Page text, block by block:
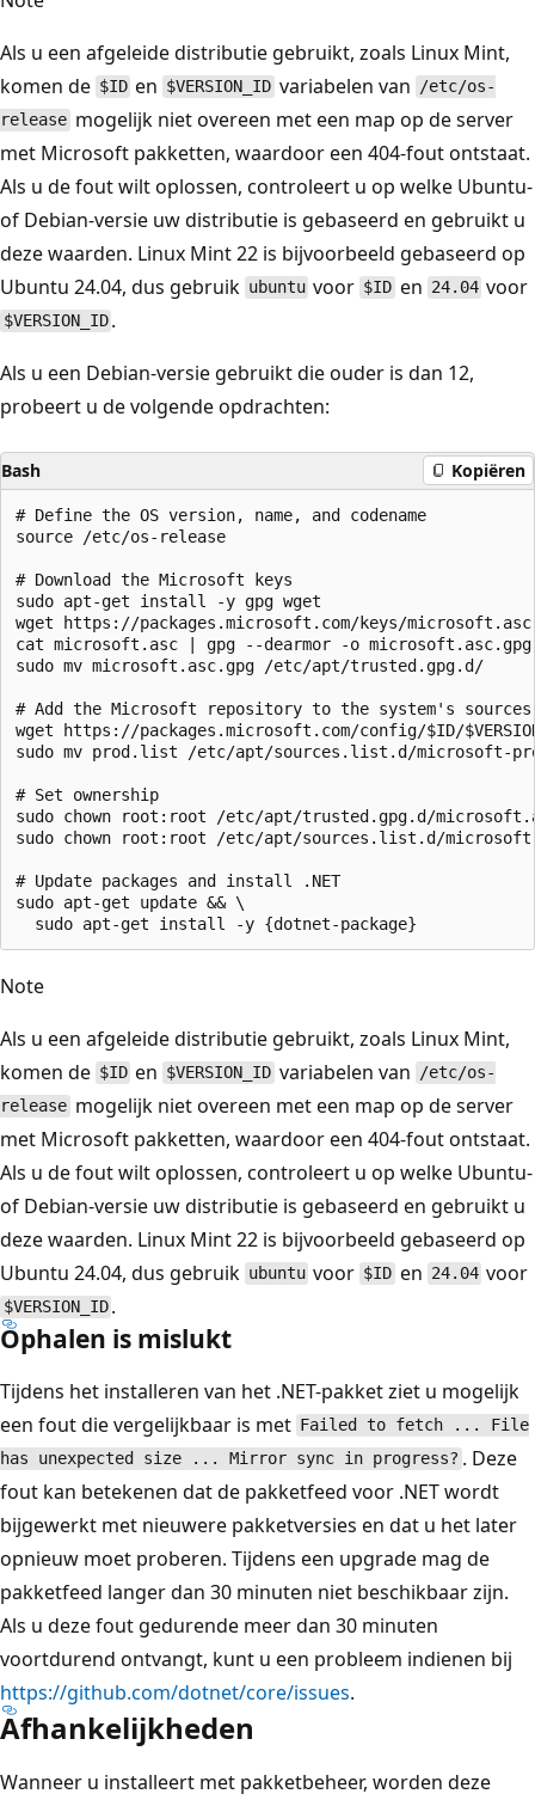
Als u een afgeleide distributie gebruikt, zoals Linux Mint,
komen de $ID en $VERSION_ID variabelen van /etc/os-
release mogelijk niet overeen met een map op de server
met Microsoft pakketten, waardoor een 404-fout ontstaat.
Als u de fout wilt oplossen, controleert u op welke Ubuntu-
of Debian-versie uw distributie is gebaseerd en gebruikt u
deze waarden. Linux Mint 22 is bijvoorbeeld gebaseerd op
Ubuntu 24.04, dus gebruik ubuntu voor $IDen 24.04 voor
$VERSION_ID .
Als u een Debian-versie gebruikt die ouder is dan 12,
probeert u de volgende opdrachten:
Bash Kopiëren
# Define the OS version, name, and codename
source /etc/os-release
# Download the Microsoft keys
sudo apt-get install -y gpg wget
wget https://packages.microsoft.com/keys/microsoft.asc
cat microsoft.asc | gpg --dearmor -o microsoft.asc.gpg
sudo mv microsoft.asc.gpg /etc/apt/trusted.gpg.d/
# Add the Microsoft repository to the system's
wget https://packages.microsoft.com/config/$ID/
sudo mv prod.list /etc/apt/sources.list.d/microsoft-
# Set ownership
sudo chown root:root /etc/apt/trusted.gpg.d/
sudo chown root:root /etc/apt/sources.list.d/
# Update packages and install .NET
sudo apt-get update && \
Note
Als u een afgeleide distributie gebruikt, zoals Linux Mint,
komen de $ID en $VERSION_ID variabelen van /etc/os-
release mogelijk niet overeen met een map op de server
met Microsoft pakketten, waardoor een 404-fout ontstaat.
Als u de fout wilt oplossen, controleert u op welke Ubuntu-
of Debian-versie uw distributie is gebaseerd en gebruikt u
deze waarden. Linux Mint 22 is bijvoorbeeld gebaseerd op
Ubuntu 24.04, dus gebruik ubuntu voor $IDen 24.04 voor
$VERSION_ID .
Ophalen is mislukt
Tijdens het installeren van het .NET-pakket ziet u mogelijk
een fout die vergelijkbaar is met Failed to fetch ... File
has unexpected size ... Mirror sync in progress? . Deze
fout kan betekenen dat de pakketfeed voor .NET wordt
bijgewerkt met nieuwere pakketversies en dat u het later
opnieuw moet proberen. Tijdens een upgrade mag de
pakketfeed langer dan 30 minuten niet beschikbaar zijn.
Als u deze fout gedurende meer dan 30 minuten
voortdurend ontvangt, kunt u een probleem indienen bij
https://github.com/dotnet/core/issues.
Afhankelijkheden
Wanneer u installeert met pakketbeheer, worden deze